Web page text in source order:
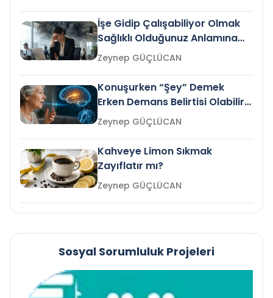
İşe Gidip Çalışabiliyor Olmak
Sağlıklı Olduğunuz Anlamına
Gelir mi?Zeynep GÜÇLÜCAN
Konuşurken “Şey” Demek
Erken Demans Belirtisi Olabilir
mi?
Zeynep GÜÇLÜCAN
Kahveye Limon Sıkmak
Zayıflatır mı?
Zeynep GÜÇLÜCAN
Sosyal Sorumluluk Projeleri